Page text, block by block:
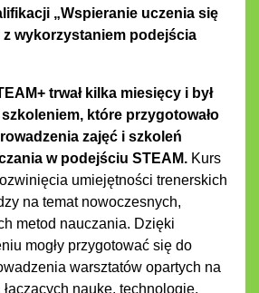
„Wspieranie uczenia się
z wykorzystaniem podejścia
trwał kilka miesięcy i był
które przygotowało
zajęć i szkoleń
w podejściu STEAM. Kurs
umiejętności trenerskich
na temat nowoczesnych,
metod nauczania. Dzięki
mogły przygotować się do
warsztatów opartych na
naukę, technologię,